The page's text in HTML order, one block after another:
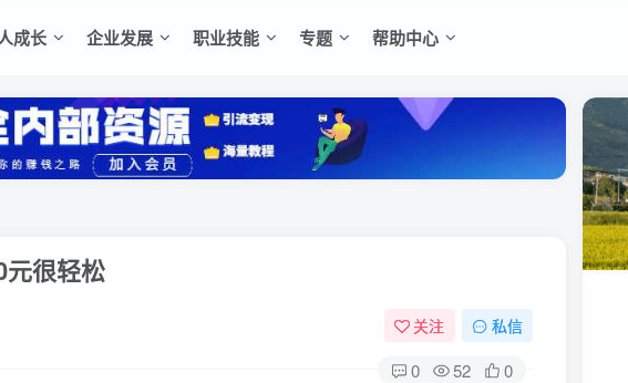
成长 企业发展 职业技能 专题 帮助中心
很轻松
关注 私信
0 52 0